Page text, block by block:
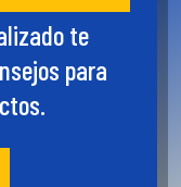
te
para